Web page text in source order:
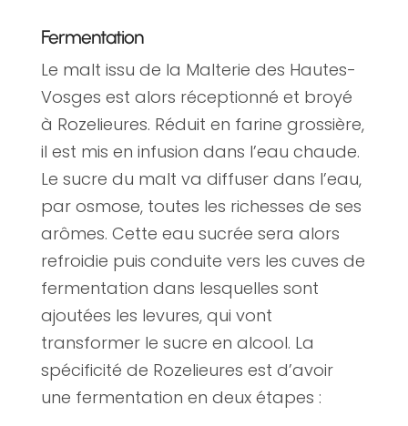
Fermentation
Le malt issu de la Malterie des Hautes-
Vosges est alors réceptionné et broyé
à Rozelieures. Réduit en farine grossière,
il est mis en infusion dans l’eau chaude.
Le sucre du malt va diffuser dans l’eau,
par osmose, toutes les richesses de ses
arômes. Cette eau sucrée sera alors
refroidie puis conduite vers les cuves de
fermentation dans lesquelles sont
ajoutées les levures, qui vont
transformer le sucre en alcool. La
spécificité de Rozelieures est d’avoir
une fermentation en deux étapes :